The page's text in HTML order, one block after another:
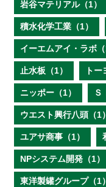
岩谷マテリアル（1）
積水化学工業（1）
イーエムアイ・ラボ（
止水板（1） トー
ニッポー（1） Ｓ
ウエスト興行八頭（1）
ユアサ商事（1）
NPシステム開発（1）
東洋製罐グループ（1）